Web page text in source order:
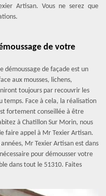
Artisan. Vous ne serez que
de votre
démoussage de façade est un
aux mousses, lichens,
toujours par recouvrir les
temps. Face à cela, la réalisation
fortement conseillée à être
à Chatillon Sur Morin, nous
faire appel à Mr Texier Artisan.
Mr Texier Artisan est dans
pour démousser votre
dans tout le 51310. Faites